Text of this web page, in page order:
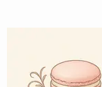
(Pressez